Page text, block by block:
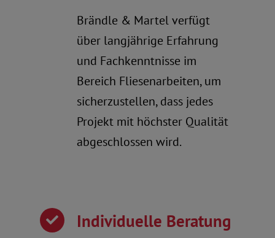
Brändle & Martel verfügt
über langjährige Erfahrung
und Fachkenntnisse im
Bereich Fliesenarbeiten, um
sicherzustellen, dass jedes
Projekt mit höchster Qualität
abgeschlossen wird.
Individuelle Beratung